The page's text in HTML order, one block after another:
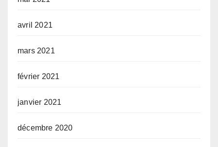
avril 2021
mars 2021
février 2021
janvier 2021
décembre 2020